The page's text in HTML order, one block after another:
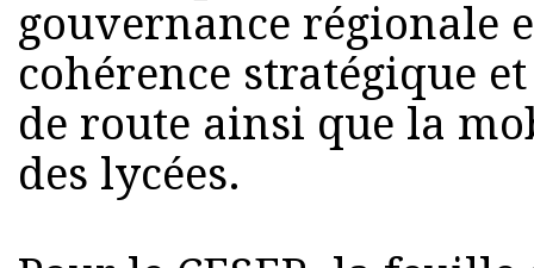
gouvernance régionale
cohérence stratégique
de route ainsi que la
des lycées.